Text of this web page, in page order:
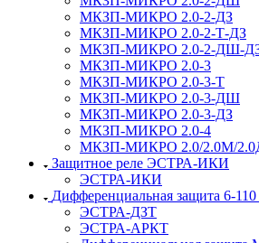
МКЗП-МИКРО 2.0-2-ДЗ
МКЗП-МИКРО 2.0-2-Т-ДЗ
МКЗП-МИКРО 2.0-2-ДШ-
МКЗП-МИКРО 2.0-3
МКЗП-МИКРО 2.0-3-Т
МКЗП-МИКРО 2.0-3-ДШ
МКЗП-МИКРО 2.0-3-ДЗ
МКЗП-МИКРО 2.0-4
МКЗП-МИКРО 2.0/2.0М/
Защитное реле ЭСТРА-ИКИ
ЭСТРА-ИКИ
Дифференциальная защита 6-
ЭСТРА-ДЗТ
ЭСТРА-АРКТ